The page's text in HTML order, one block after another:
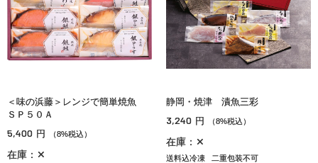
＜味の浜藤＞レンジで簡単焼魚
ＳＰ５０Ａ
5,400 円 （8%税込）
在庫：✕
静岡・焼津 漬魚三彩
3,240 円 （8%税込）
在庫：✕
送料込冷凍 二重包装不可